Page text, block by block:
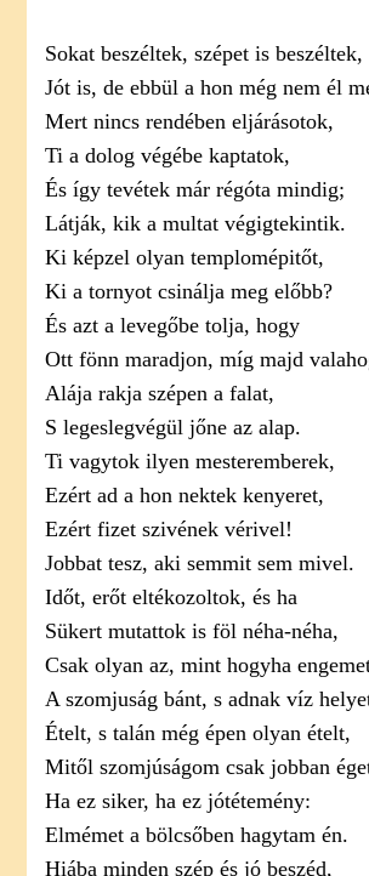
Sokat beszéltek, szépet is beszéltek,
Jót is, de ebbül a hon még nem él
Mert nincs rendében eljárásotok,
Ti a dolog végébe kaptatok,
És így tevétek már régóta mindig;
Látják, kik a multat végigtekintik.
Ki képzel olyan templomépitőt,
Ki a tornyot csinálja meg előbb?
És azt a levegőbe tolja, hogy
Ott fönn maradjon, míg majd
Alája rakja szépen a falat,
S legeslegvégül jőne az alap.
Ti vagytok ilyen mesteremberek,
Ezért ad a hon nektek kenyeret,
Ezért fizet szivének vérivel!
Jobbat tesz, aki semmit sem mivel.
Időt, erőt eltékozoltok, és ha
Sükert mutattok is föl néha-néha,
Csak olyan az, mint hogyha
A szomjuság bánt, s adnak víz
Ételt, s talán még épen olyan ételt,
Mitől szomjúságom csak jobban
Ha ez siker, ha ez jótétemény:
Elmémet a bölcsőben hagytam én.
Hiába minden szép és jó beszéd,